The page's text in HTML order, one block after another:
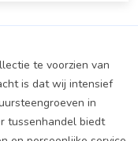
te voorzien van
is dat wij intensief
in
tussenhandel biedt